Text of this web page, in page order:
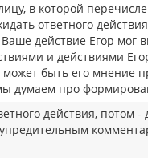
в которой
ответного
действие Егор мог
и действиями
может быть его мнение
думаем про
действия, потом